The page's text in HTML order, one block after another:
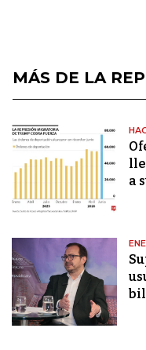
MÁS DE LA
a